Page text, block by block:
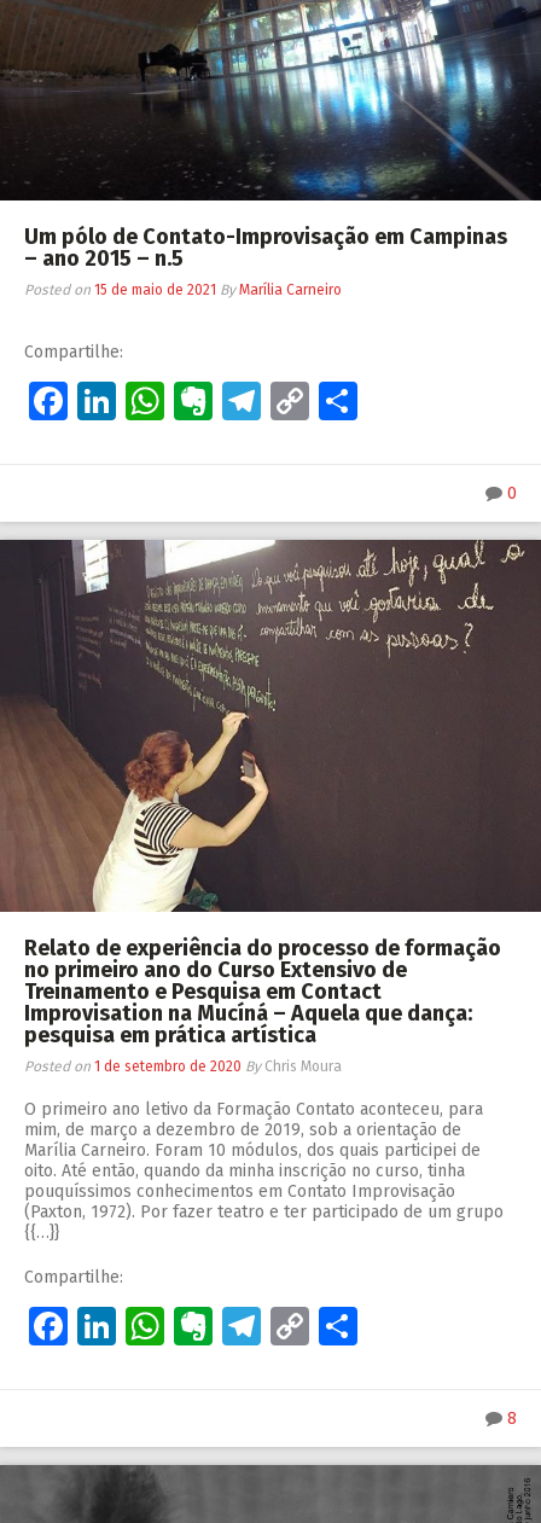
Um pólo de Contato-Improvisação em Campinas
– ano 2015 – n.5
Posted on 15 de maio de 2021 ByMarília Carneiro
Compartilhe:
Facebook
LinkedIn
WhatsApp
Evernote
Telegram
Copy
0
Relato de experiência do processo de formação
no primeiro ano do Curso Extensivo de
Treinamento e Pesquisa em Contact
Improvisation na Mucíná – Aquela que dança:
pesquisa em prática artística
Posted on 1 de setembro de 2020 By Chris Moura
O primeiro ano letivo da Formação Contato aconteceu, para
mim, de março a dezembro de 2019, sob a orientação de
Marília Carneiro. Foram 10 módulos, dos quais participei de
oito. Até então, quando da minha inscrição no curso, tinha
pouquíssimos conhecimentos em Contato Improvisação
(Paxton, 1972). Por fazer teatro e ter participado de um grupo
{{…}}
Compartilhe:
Facebook
LinkedIn
WhatsApp
Evernote
Telegram
Copy
8